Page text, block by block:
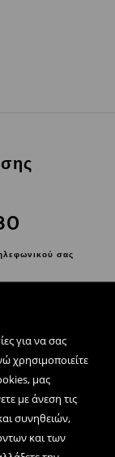
για να σας
χρησιμοποιείτε
μας
με άνεση τις
συνηθειών,
και των
σας